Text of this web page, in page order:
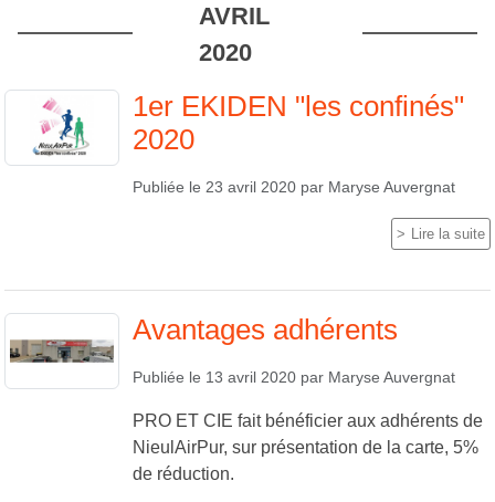
AVRIL
2020
1er EKIDEN "les confinés"
2020
Publiée le 23 avril 2020 par Maryse Auvergnat
Lire la suite
Avantages adhérents
Publiée le 13 avril 2020 par Maryse Auvergnat
PRO ET CIE fait bénéficier aux adhérents de
NieulAirPur, sur présentation de la carte, 5%
de réduction.